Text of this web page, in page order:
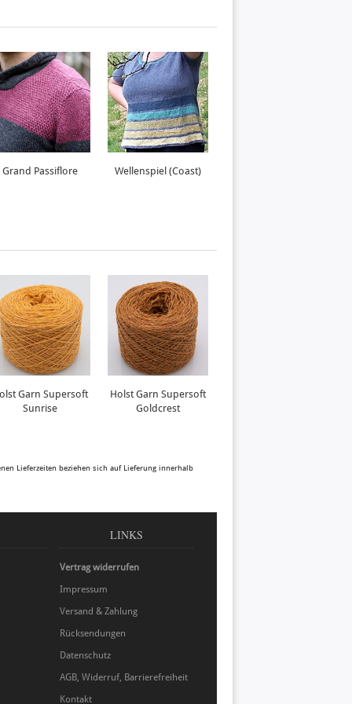
Grand Passiflore Wellenspiel (Coast)
Garn Supersoft
Sunrise
Holst Garn Supersoft
Goldcrest
Lieferzeiten beziehen sich auf Lieferung innerhalb
LINKS
Vertrag widerrufen
Impressum
Versand & Zahlung
Rücksendungen
Datenschutz
AGB, Widerruf, Barrierefreiheit
Kontakt